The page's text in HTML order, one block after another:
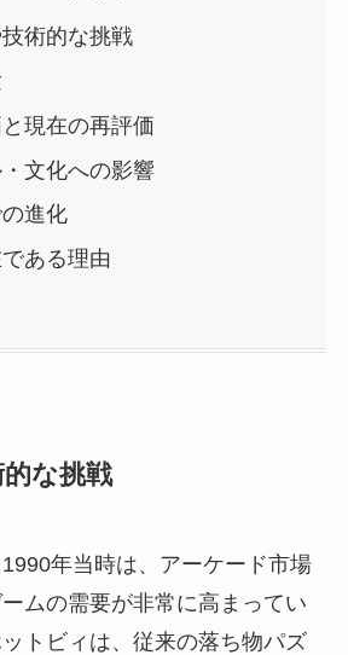
術的な挑戦
現在の再評価
文化への影響
進化
ある理由
な挑戦
年当時は、アーケード市場
ムの需要が非常に高まってい
トビィは、従来の落ち物パズ